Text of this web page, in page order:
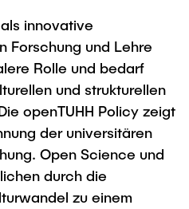
&
des FSP
und
Team
innovative
Forschung und Lehre
Rolle und bedarf
und strukturellen
openTUHH Policy zeigt
der universitären
Open Science und
durch die
zu einem